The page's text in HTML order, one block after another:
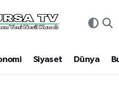
Siyaset Dünya